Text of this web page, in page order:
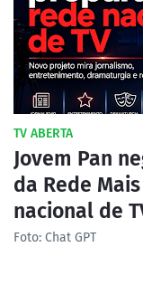
TV ABERTA
Jovem Pan
da Rede
nacional de
Foto: Chat GPT